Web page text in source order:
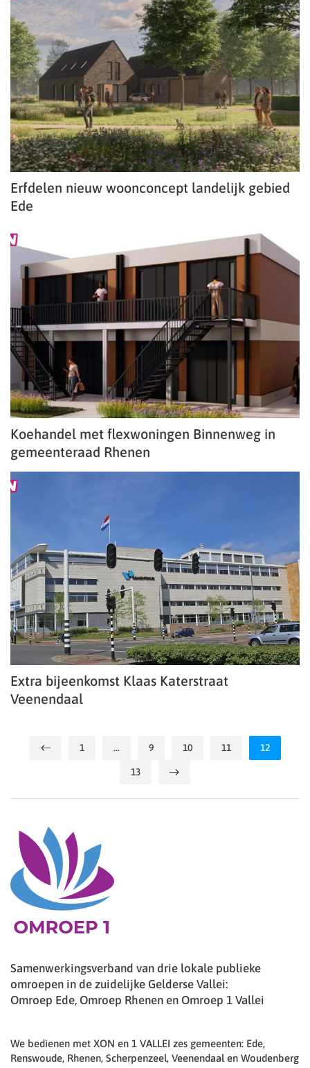
Erfdelen nieuw woonconcept landelijk gebied
Ede
Koehandel met flexwoningen Binnenweg in
gemeenteraad Rhenen
Extra bijeenkomst Klaas Katerstraat
Veenendaal
1 … 9 10 11 12
13
Samenwerkingsverband van drie lokale publieke
omroepen in de zuidelijke Gelderse Vallei:
Omroep Ede, Omroep Rhenen en Omroep 1 Vallei
We bedienen met XON en 1 VALLEI zes gemeenten: Ede,
Renswoude, Rhenen, Scherpenzeel, Veenendaal en Woudenberg